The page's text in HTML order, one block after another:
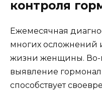
контроля
Ежемесячная
многих осложнений
жизни женщины. Во-
выявление
способствует